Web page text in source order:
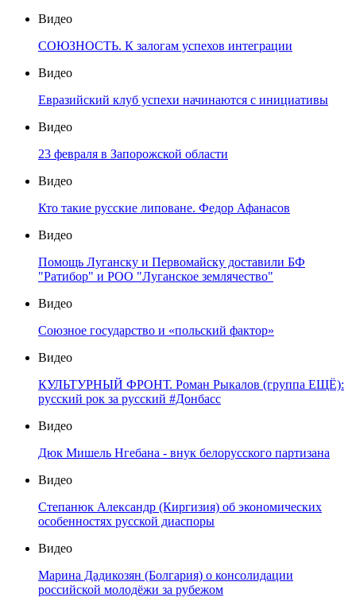
Видео
СОЮЗНОСТЬ. К залогам успехов интеграции
Видео
Евразийский клуб успехи начинаются с инициативы
Видео
23 февраля в Запорожской области
Видео
Кто такие русские липоване. Федор Афанасов
Видео
Помощь Луганску и Первомайску доставили БФ
"Ратибор" и РОО "Луганское землячество"
Видео
Союзное государство и «польский фактор»
Видео
КУЛЬТУРНЫЙ ФРОНТ. Роман Рыкалов (группа ЕЩЁ):
русский рок за русский #Донбасс
Видео
Дюк Мишель Нгебана - внук белорусского партизана
Видео
Степанюк Александр (Киргизия) об экономических
особенностях русской диаспоры
Видео
Марина Дадикозян (Болгария) о консолидации
российской молодёжи за рубежом